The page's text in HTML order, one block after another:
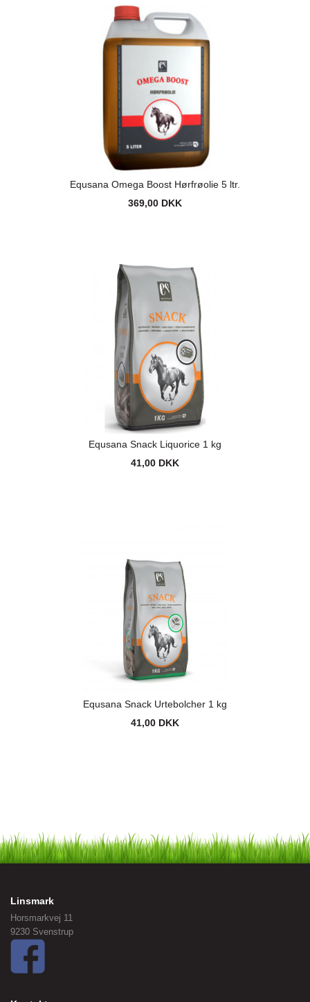
Equsana Omega Boost Hørfrøolie 5 ltr.
369,00 DKK
Equsana Snack Liquorice 1 kg
41,00 DKK
Equsana Snack Urtebolcher 1 kg
41,00 DKK
Linsmark
Horsmarkvej 11
9230 Svenstrup